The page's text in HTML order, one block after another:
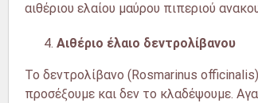
αιθέριου ελαίου μαύρου πιπεριού
Αιθέριο έλαιο δεντρολίβανου
Το δεντρολίβανο (Rosmarinus
προσέξουμε και δεν το κλαδέψουμε.